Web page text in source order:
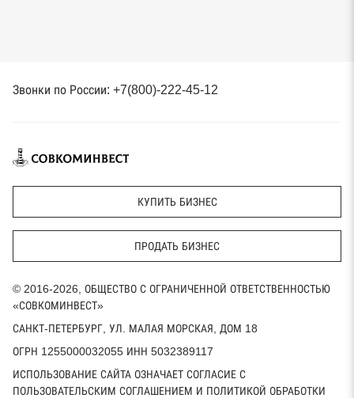
Звонки по России: +7(800)-222-45-12
КУПИТЬ БИЗНЕС
ПРОДАТЬ БИЗНЕС
© 2016-2026, ОБЩЕСТВО С ОГРАНИЧЕННОЙ ОТВЕТСТВЕННОСТЬЮ
«СОВКОМИНВЕСТ»
САНКТ-ПЕТЕРБУРГ, УЛ. МАЛАЯ МОРСКАЯ, ДОМ 18
ОГРН 1255000032055 ИНН 5032389117
ИСПОЛЬЗОВАНИЕ САЙТА ОЗНАЧАЕТ СОГЛАСИЕ С
ПОЛЬЗОВАТЕЛЬСКИМ СОГЛАШЕНИЕМ И ПОЛИТИКОЙ ОБРАБОТКИ